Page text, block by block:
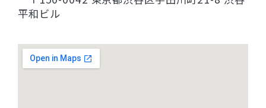
平和ビル